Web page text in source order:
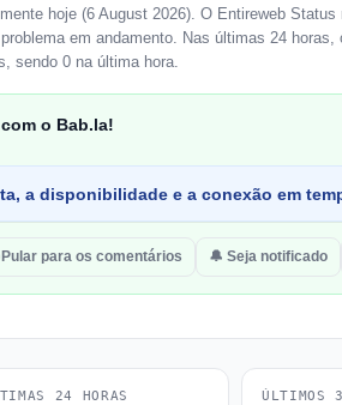
hoje (6 August 2026). O Entireweb Status
em andamento. Nas últimas 24 horas,
sendo 0 na última hora.
o Bab.la!
a disponibilidade e a conexão em
Pular para os comentários 🔔 Seja notificado
24 HORAS ÚLTIMOS